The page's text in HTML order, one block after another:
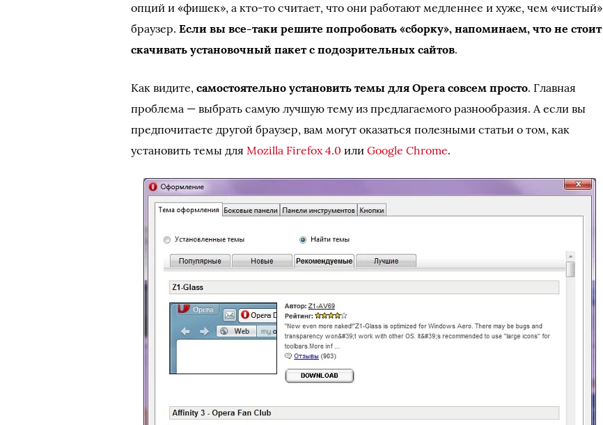
опций и «фишек», а кто-то считает, что они работают медленнее и хуже, чем «чистый»
браузер.Если вы все-таки решите попробовать «сборку», напоминаем, что не стоит
скачивать установочный пакет с подозрительных сайтов.
Как видите,самостоятельно установить темы для Opera совсем просто. Главная
проблема — выбрать самую лучшую тему из предлагаемого разнообразия. А если вы
предпочитаете другой браузер, вам могут оказаться полезными статьи о том, как
установить темы дляMozilla Firefox 4.0 илиGoogle Chrome.